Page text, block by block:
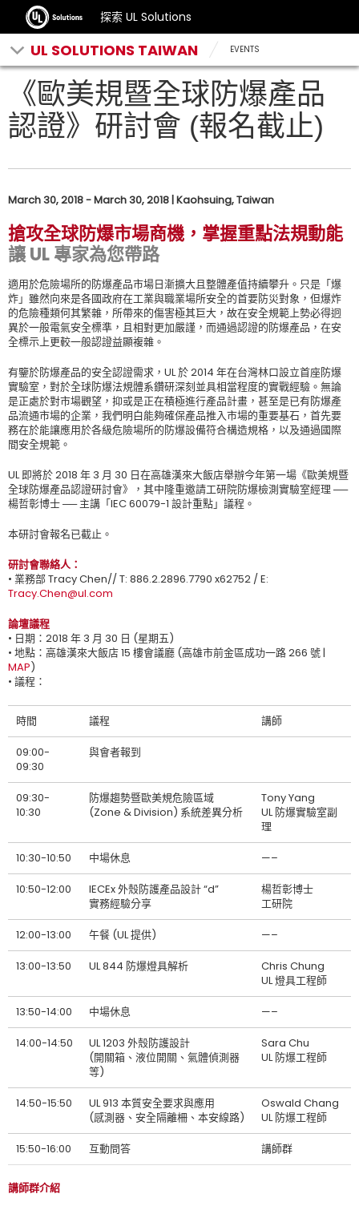
探索 UL Solutions
UL SOLUTIONS TAIWAN EVENTS
《歐美規暨全球防爆產品
認證》研討會 (報名截止)
March 30, 2018 - March 30, 2018 | Kaohsuing, Taiwan
搶攻全球防爆市場商機，掌握重點法規動能
讓 UL 專家為您帶路
適用於危險場所的防爆產品市場日漸擴大且整體產值持續攀升。只是「爆
炸」雖然向來是各國政府在工業與職業場所安全的首要防災對象，但爆炸
的危險種類何其繁雜，所帶來的傷害極其巨大，故在安全規範上勢必得迥
異於一般電氣安全標準，且相對更加嚴謹，而通過認證的防爆產品，在安
全標示上更較一般認證益顯複雜。
有鑒於防爆產品的安全認證需求，UL 於 2014 年在台灣林口設立首座防爆
實驗室，對於全球防爆法規體系鑽研深刻並具相當程度的實戰經驗。無論
是正處於對市場觀望，抑或是正在積極進行產品計畫，甚至是已有防爆產
品流通市場的企業，我們明白能夠確保產品推入市場的重要基石，首先要
務在於能讓應用於各級危險場所的防爆設備符合構造規格，以及通過國際
間安全規範。
UL 即將於 2018 年 3 月 30 日在高雄漢來大飯店舉辦今年第一場《歐美規暨
全球防爆產品認證研討會》，其中隆重邀請工研院防爆檢測實驗室經理 ──
楊哲彰博士 ── 主講「IEC 60079-1 設計重點」議程。
本研討會報名已截止。
研討會聯絡人：
• 業務部 Tracy Chen// T: 886.2.2896.7790 x62752 / E:
Tracy.Chen@ul.com
論壇議程
• 日期：2018 年 3 月 30 日 (星期五)
• 地點：高雄漢來大飯店 15 樓會議廳 (高雄市前金區成功一路 266 號 |
MAP)
• 議程：
時間 議程 講師
09:00-
09:30
與會者報到
09:30-
10:30
防爆趨勢暨歐美規危險區域
(Zone & Division) 系統差異分析
Tony Yang
UL 防爆實驗室副
理
10:30-10:50 中場休息 —–
10:50-12:00
IECEx 外殼防護產品設計 “d”
實務經驗分享
楊哲彰博士
工研院
12:00-13:00 午餐 (UL 提供) —–
13:00-13:50 UL 844 防爆燈具解析
Chris Chung
UL 燈具工程師
13:50-14:00 中場休息 —–
14:00-14:50
UL 1203 外殼防護設計
(開關箱、液位開關、氣體偵測器
等)
Sara Chu
UL 防爆工程師
14:50-15:50
UL 913 本質安全要求與應用
(感測器、安全隔離柵、本安線路)
Oswald Chang
UL 防爆工程師
15:50-16:00 互動問答 講師群
講師群介紹